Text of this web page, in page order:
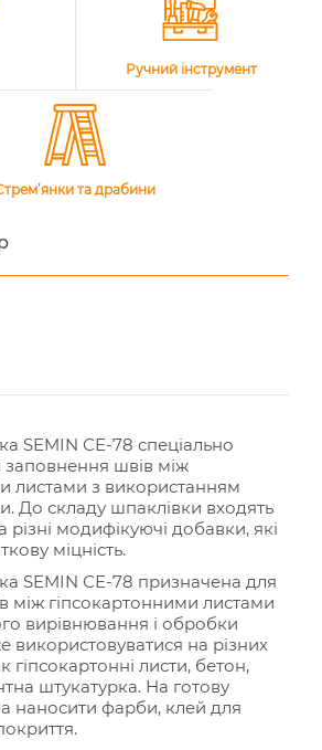
Ручний інструмент
та драбини
SEMIN СЕ-78 спеціально
швів між
листами з використанням
До складу шпаклівки входять
різні модифікуючі добавки, які
міцність.
SEMIN СЕ-78 призначена для
між гіпсокартонними листами
вирівнювання і обробки
використовуватися на різних
гіпсокартонні листи, бетон,
штукатурка. На готову
наносити фарби, клей для